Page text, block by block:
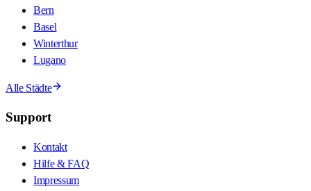
Bern
Basel
Winterthur
Lugano
Alle Städte
Support
Kontakt
Hilfe & FAQ
Impressum